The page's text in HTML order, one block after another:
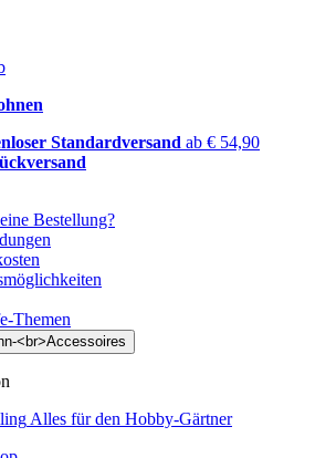
Standardversand ab € 54,90
Bestellung?
Themen
Alles für den Hobby-Gärtner